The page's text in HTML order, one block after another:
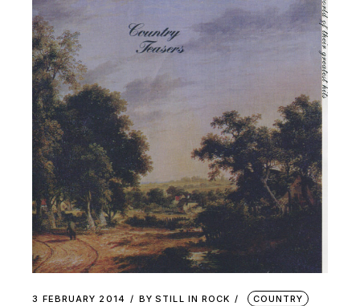
3 FEBRUARY 2014 BY STILL IN ROCK
COUNTRY